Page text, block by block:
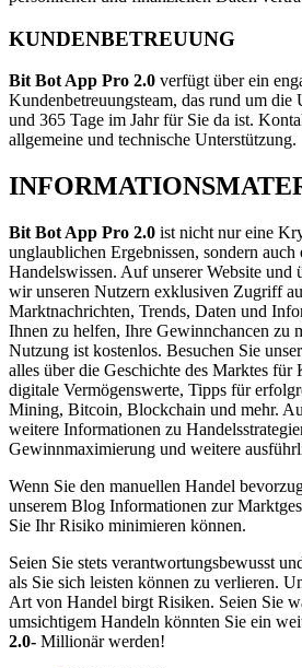
KUNDENBETREUUNG
Bit Bot App Pro 2.0 verfügt über ein
Kundenbetreuungsteam, das rund um die
und 365 Tage im Jahr für Sie da ist.
allgemeine und technische Unterstützung.
Bit Bot App Pro 2.0 ist nicht nur eine
unglaublichen Ergebnissen, sondern
Handelswissen. Auf unserer Website und
wir unseren Nutzern exklusiven Zugriff
Marktnachrichten, Trends, Daten und
Ihnen zu helfen, Ihre Gewinnchancen zu
Nutzung ist kostenlos. Besuchen Sie
alles über die Geschichte des Marktes
digitale Vermögenswerte, Tipps für
Mining, Bitcoin, Blockchain und mehr.
weitere Informationen zu
Gewinnmaximierung und weitere
Wenn Sie den manuellen Handel
unserem Blog Informationen zur
Sie Ihr Risiko minimieren können.
Seien Sie stets verantwortungsbewusst
als Sie sich leisten können zu verlieren.
Art von Handel birgt Risiken. Seien Sie
umsichtigem Handeln könnten Sie ein
2.0- Millionär werden!